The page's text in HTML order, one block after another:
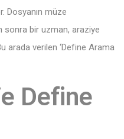
Dosyanın müze
sonra bir uzman, araziye
arada verilen ‘Define Arama
Define